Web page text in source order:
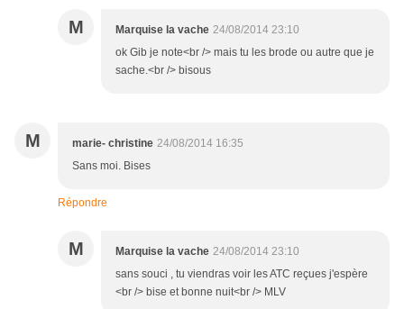
M Marquise la vache 24/08/2014 23:10
ok Gib je note<br /> mais tu les brode ou autre que je
sache.<br /> bisous
M marie- christine 24/08/2014 16:35
Sans moi. Bises
Répondre
M Marquise la vache 24/08/2014 23:10
sans souci , tu viendras voir les ATC reçues j'espère
<br /> bise et bonne nuit<br /> MLV